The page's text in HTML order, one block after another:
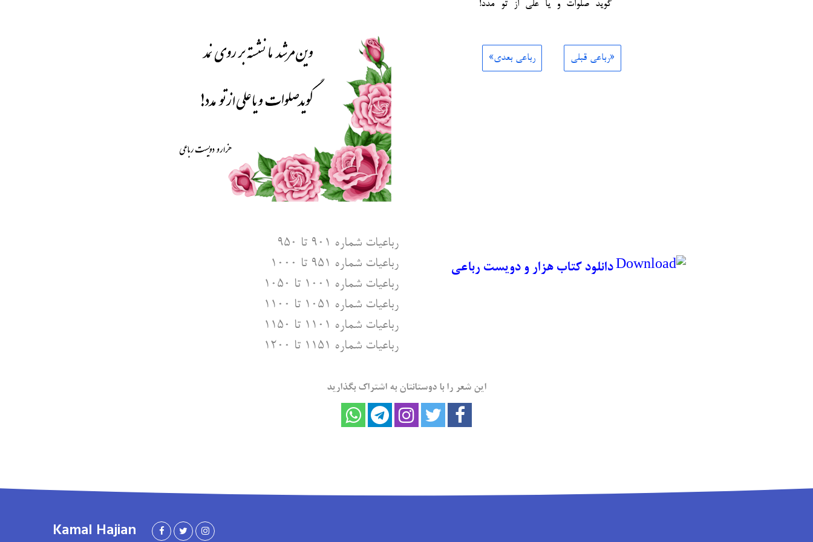
گوید صلوات و یا علی از تو مدد!
«رباعی قبلی رباعی بعدی»
رباعیات شماره ۹۰۱ تا ۹۵۰
رباعیات شماره ۹۵۱ تا ۱۰۰۰
رباعیات شماره ۱۰۰۱ تا ۱۰۵۰
رباعیات شماره ۱۰۵۱ تا ۱۱۰۰
رباعیات شماره ۱۱۰۱ تا ۱۱۵۰
رباعیات شماره ۱۱۵۱ تا ۱۲۰۰
دانلود کتاب هزار و دویست رباعی
این شعر را با دوستانتان به اشتراک بگذارید
Kamal Hajian